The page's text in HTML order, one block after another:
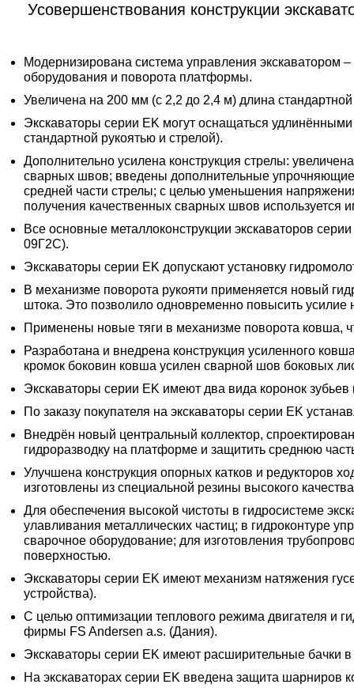
Усовершенствования конструкции
Модернизирована система управления
оборудования и поворота платформы.
Увеличена на 200 мм (с 2,2 до 2,4 м) длина
Экскаваторы серии EK могут оснащаться
стандартной рукоятью и стрелой).
Дополнительно усилена конструкция стрелы:
сварных швов; введены дополнительные
средней части стрелы; с целью уменьшения
получения качественных сварных швов
Все основные металлоконструкции экскаваторов
09Г2С).
Экскаваторы серии EK допускают установку
В механизме поворота рукояти применяется новый
штока. Это позволило одновременно повысить усилие
Применены новые тяги в механизме поворота ковша,
Разработана и внедрена конструкция усиленного
кромок боковин ковша усилен сварной шов боковых
Экскаваторы серии EK имеют два вида коронок
По заказу покупателя на экскаваторы серии EK
Внедрён новый центральный коллектор,
гидроразводку на платформе и защитить среднюю
Улучшена конструкция опорных катков и редукторов
изготовлены из специальной резины высокого
Для обеспечения высокой чистоты в гидросистеме
улавливания металлических частиц; в гидроконтуре
сварочное оборудование; для изготовления
поверхностью.
Экскаваторы серии EK имеют механизм натяжения
устройства).
С целью оптимизации теплового режима двигателя и
фирмы FS Andersen a.s. (Дания).
Экскаваторы серии EK имеют расширительные бачки
На экскаваторах серии EK введена защита шарниров